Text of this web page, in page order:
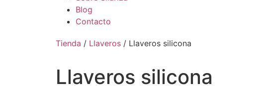
Blog
Contacto
Tienda / Llaveros / Llaveros silicona
Llaveros silicona